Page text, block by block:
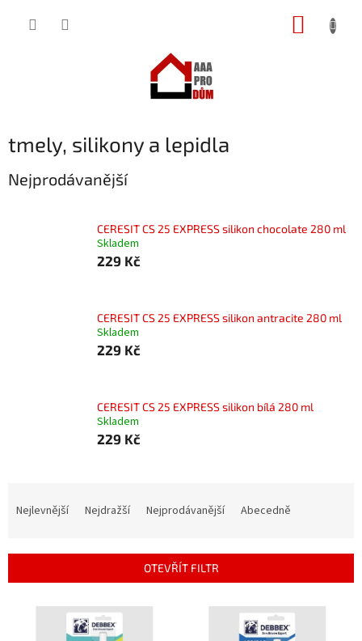
tmely, silikony a lepidla
Nejprodávanější
CERESIT CS 25 EXPRESS silikon chocolate 280 ml
Skladem
229 Kč
CERESIT CS 25 EXPRESS silikon antracite 280 ml
Skladem
229 Kč
CERESIT CS 25 EXPRESS silikon bílá 280 ml
Skladem
229 Kč
í
Nejlevnější Nejdražší Nejprodávanější Abecedně
OTEVŘÍT FILTR